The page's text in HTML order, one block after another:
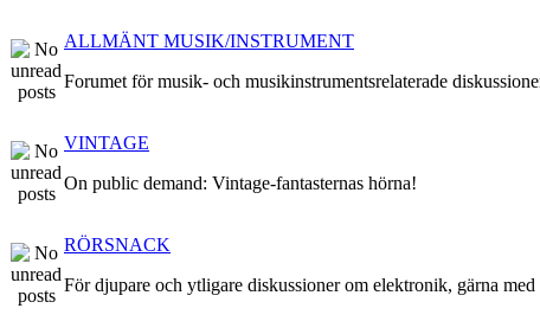
ALLMÄNT MUSIK/INSTRUMENT
Forumet för musik- och musikinstrumentsrelaterade
VINTAGE
On public demand: Vintage-fantasternas hörna!
RÖRSNACK
För djupare och ytligare diskussioner om elektronik, gärna